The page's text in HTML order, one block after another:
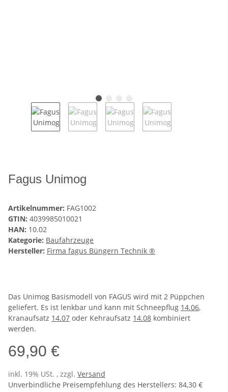
Fagus Unimog
Artikelnummer: FAG1002
GTIN: 4039985010021
HAN: 10.02
Kategorie: Baufahrzeuge
Hersteller: Firma fagus Büngern Technik ®
Das Unimog Basismodell von FAGUS wird mit 2 Püppchen
geliefert. Es ist lenkbar und kann mit Schneepflug 14.06,
Kranaufsatz 14.07 oder Kehraufsatz 14.08 kombiniert
werden.
69,90 €
inkl. 19% USt. , zzgl. Versand
Unverbindliche Preisempfehlung des Herstellers: 84,30 €